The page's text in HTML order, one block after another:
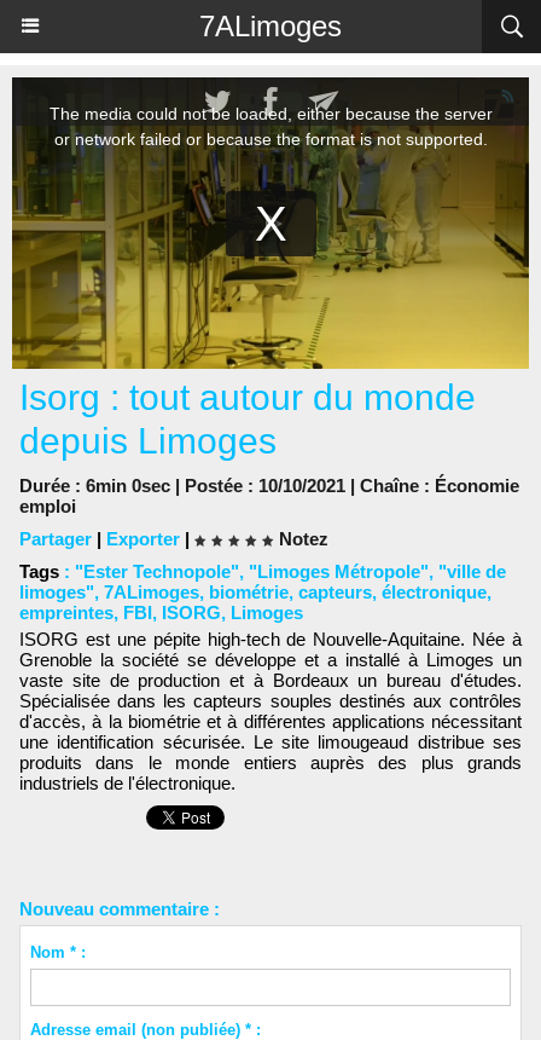
7ALimoges
Isorg : tout autour du monde
depuis Limoges
Durée : 6min 0sec | Postée : 10/10/2021 | Chaîne : Économie
emploi
Partager | Exporter |
Notez
Tags : "Ester Technopole", "Limoges Métropole", "ville de
limoges", 7ALimoges, biométrie, capteurs, électronique,
empreintes, FBI, ISORG, Limoges
ISORG est une pépite high-tech de Nouvelle-Aquitaine. Née à
Grenoble la société se développe et a installé à Limoges un
vaste site de production et à Bordeaux un bureau d'études.
Spécialisée dans les capteurs souples destinés aux contrôles
d'accès, à la biométrie et à différentes applications nécessitant
une identification sécurisée. Le site limougeaud distribue ses
produits dans le monde entiers auprès des plus grands
industriels de l'électronique.
Nouveau commentaire :
Nom * :
Adresse email (non publiée) * :